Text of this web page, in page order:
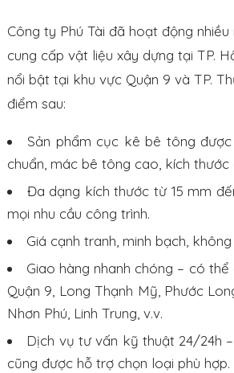
Công ty Phú Tài đã hoạt động
cung cấp vật liệu xây dựng tại TP.
nổi bật tại khu vực Quận 9 và TP.
điểm sau:
Sản phẩm cục kê bê tông
chuẩn, mác bê tông cao, kích thước
Đa dạng kích thước từ 15 mm
mọi nhu cầu công trình.
Giá cạnh tranh, minh bạch,
Giao hàng nhanh chóng – có
Quận 9, Long Thạnh Mỹ, Phước
Nhơn Phú, Linh Trung, v.v.
Dịch vụ tư vấn kỹ thuật 24/24h
cũng được hỗ trợ chọn loại phù hợp.